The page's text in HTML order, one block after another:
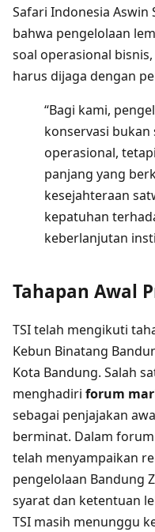
Safari Indonesia Aswin
bahwa pengelolaan
soal operasional
harus dijaga dengan
“Bagi kami,
konservasi bukan
operasional,
panjang yang
kesejahteraan
kepatuhan
keberlanjutan
Tahapan Awal
TSI telah mengikuti
Kebun Binatang
Kota Bandung. Salah
menghadiri forum
sebagai penjajakan
berminat. Dalam
telah menyampaikan
pengelolaan Bandung
syarat dan ketentuan
TSI masih menunggu